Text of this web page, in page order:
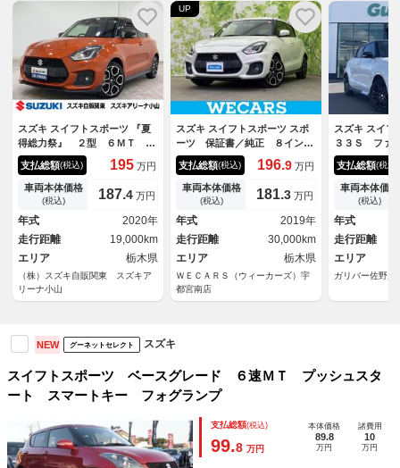
スズキ スイフトスポーツ 『夏
得総力祭』 ２型 ６ＭＴ オ
ーディオレス 『夏得総力
祭』 オートライト プッシュ
スタート シートヒーター オ
ートエアコン スズキセーフテ
ィーサポート 衝突被害軽減シ
ステム 横滑り防止機能 衝突
安全ボディ 盗難防止システ
ム ターボ ６ＭＴ
支払総額(税込) 195 万円
車両本体価格
(税込) 187.4 万円
年式
2020年
走行距離
19,000km
エリア
栃木県
（株）スズキ自販関東 スズキア
リーナ小山
UP
スズキ スイフトスポーツ スポ
ーツ 保証書／純正 ８イン
チ ＳＤナビ／シートヒーター
／全方位モニター用カメラ／ヘ
ッドランプ ＬＥＤ／ＵＳＢジ
ャック／Ｂｌｕｅｔｏｏｔｈ接
続／ＥＴＣ／ＥＢＤ付ＡＢＳ／
横滑り防止装置
支払総額(税込) 196.9 万円
車両本体価格
(税込) 181.3 万円
年式
2019年
走行距離
30,000km
エリア
栃木県
ＷＥＣＡＲＳ（ウィーカーズ）宇
都宮南店
スズキ スイフ
３３Ｓ ファ
ン デュアル
サポート ６
ドライト Ｌ
ト 全方位カ
トヒーター
グ インター
クルーズコン
支払総額(税込)
車両本体価格
(税込)
年式
走行距離
エリア
ガリバー佐野店
NEW グーネットセレクト スズキ
スイフトスポーツ ベースグレード ６速ＭＴ プッシュスタ
ート スマートキー フォグランプ
支払総額(税込)
99.8 万円
本体価格
89.8
万円
諸費用
10
万円